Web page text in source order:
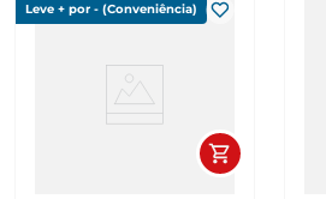
Leve + por - (Conveniência)